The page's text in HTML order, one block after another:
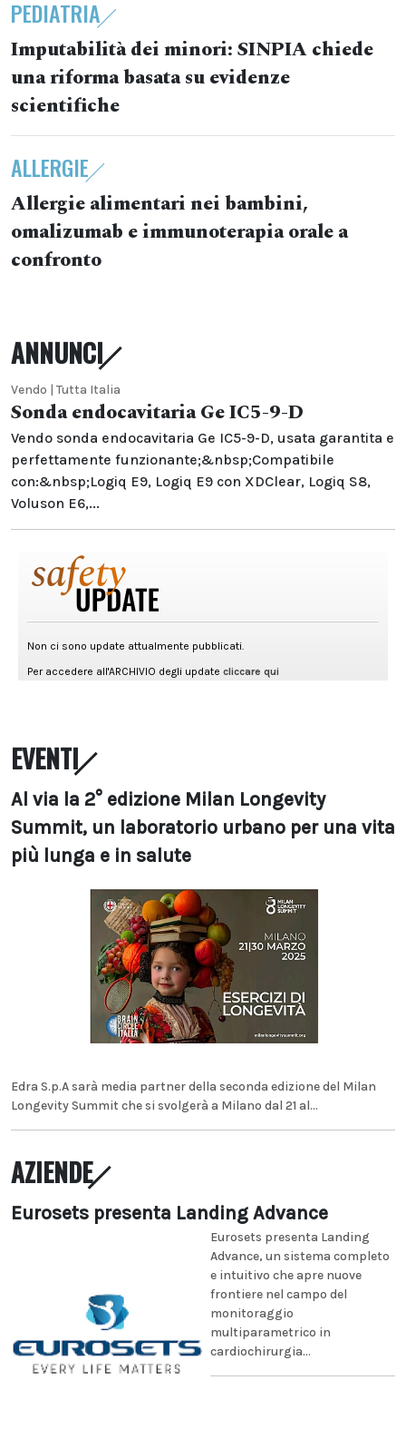
PEDIATRIA
Imputabilità dei minori: SINPIA chiede
una riforma basata su evidenze
scientifiche
ALLERGIE
Allergie alimentari nei bambini,
omalizumab e immunoterapia orale a
confronto
ANNUNCI
Vendo | Tutta Italia
Sonda endocavitaria Ge IC5-9-D
Vendo sonda endocavitaria Ge IC5-9-D, usata garantita e
perfettamente funzionante;&nbsp;Compatibile
con:&nbsp;Logiq E9, Logiq E9 con XDClear, Logiq S8,
Voluson E6,...
EVENTI
Al via la 2° edizione Milan Longevity
Summit, un laboratorio urbano per una vita
più lunga e in salute
Edra S.p.A sarà media partner della seconda edizione del Milan
Longevity Summit che si svolgerà a Milano dal 21 al...
AZIENDE
Eurosets presenta Landing Advance
Eurosets presenta Landing
Advance, un sistema completo
e intuitivo che apre nuove
frontiere nel campo del
monitoraggio
multiparametrico in
cardiochirurgia...